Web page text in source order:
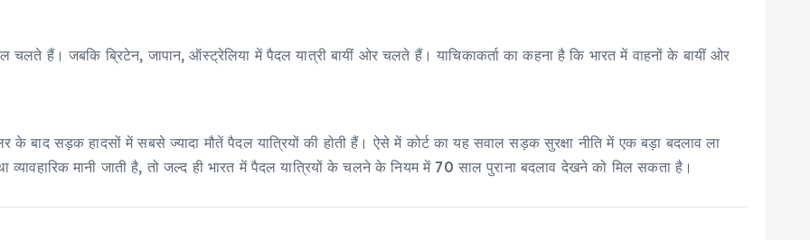
हैं। जबकि ब्रिटेन, जापान, ऑस्ट्रेलिया में पैदल यात्री बायीं ओर चलते हैं। याचिकाकर्ता का कहना है कि भारत में वाहनों के बायीं ओर
सड़क हादसों में सबसे ज्यादा मौतें पैदल यात्रियों की होती हैं। ऐसे में कोर्ट का यह सवाल सड़क सुरक्षा नीति में एक बड़ा बदलाव ला
मानी जाती है, तो जल्द ही भारत में पैदल यात्रियों के चलने के नियम में 70 साल पुराना बदलाव देखने को मिल सकता है।